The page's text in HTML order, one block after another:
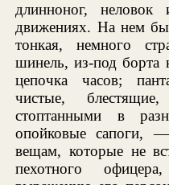
длинноног,
движениях. На нем
тонкая, немного
шинель, из-под борта
цепочка часов;
чистые,
стоптанными в
опойковые сапоги,
вещам, которые не
пехотного